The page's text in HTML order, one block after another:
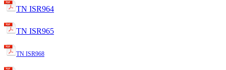
TN ISR964
TN ISR965
TN ISR968